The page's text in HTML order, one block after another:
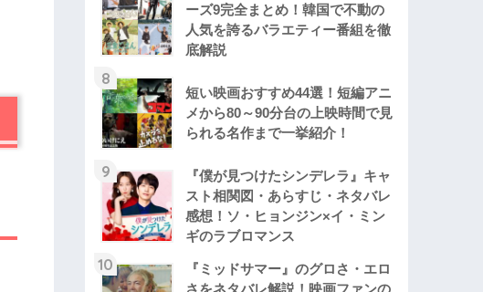
ーズ9完全まとめ！韓国で不動の
人気を誇るバラエティー番組を徹
底解説
8
短い映画おすすめ44選！短編アニ
メから80～90分台の上映時間で見
られる名作まで一挙紹介！
9
『僕が見つけたシンデレラ』キャ
スト相関図・あらすじ・ネタバレ
感想！ソ・ヒョンジン×イ・ミン
ギのラブロマンス
10
『ミッドサマー』のグロさ・エロ
さをネタバレ解説！映画ファンの